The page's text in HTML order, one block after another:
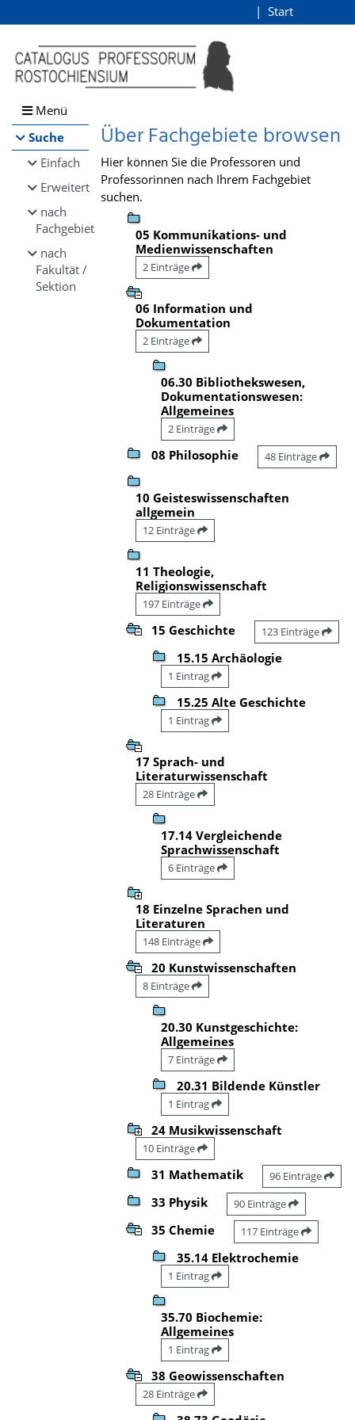
Browsen
direkt zum Inhalt
Start
Menü
Suche
Einfach
Erweitert
nach
Fachgebiet
nach
Fakultät /
Sektion
Über Fachgebiete browsen
Hier können Sie die Professoren und
Professorinnen nach Ihrem Fachgebiet
suchen.
05 Kommunikations- und
Medienwissenschaften
2 Einträge
06 Information und
Dokumentation
2 Einträge
06.30 Bibliothekswesen,
Dokumentationswesen:
Allgemeines
2 Einträge
08 Philosophie 48 Einträge
10 Geisteswissenschaften
allgemein
12 Einträge
11 Theologie,
Religionswissenschaft
197 Einträge
15 Geschichte 123 Einträge
15.15 Archäologie
1 Eintrag
15.25 Alte Geschichte
1 Eintrag
17 Sprach- und
Literaturwissenschaft
28 Einträge
17.14 Vergleichende
Sprachwissenschaft
6 Einträge
18 Einzelne Sprachen und
Literaturen
148 Einträge
20 Kunstwissenschaften
8 Einträge
20.30 Kunstgeschichte:
Allgemeines
7 Einträge
20.31 Bildende Künstler
1 Eintrag
24 Musikwissenschaft
10 Einträge
31 Mathematik 96 Einträge
33 Physik 90 Einträge
35 Chemie 117 Einträge
35.14 Elektrochemie
1 Eintrag
35.70 Biochemie:
Allgemeines
1 Eintrag
38 Geowissenschaften
28 Einträge